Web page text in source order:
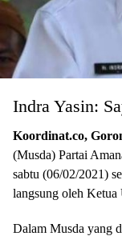
Indra Yasin:
Koordinat.co,
(Musda) Partai
sabtu (06/02/2021)
langsung oleh
Dalam Musda yang